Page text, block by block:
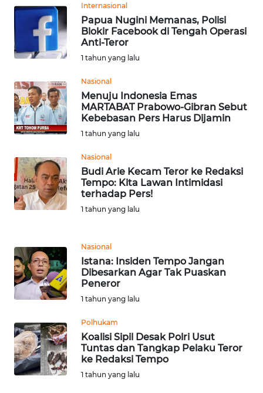
Internasional
Papua Nugini Memanas, Polisi
Blokir Facebook di Tengah Operasi
Anti-Teror
1 tahun yang lalu
Nasional
Menuju Indonesia Emas
MARTABAT Prabowo-Gibran Sebut
Kebebasan Pers Harus Dijamin
1 tahun yang lalu
Nasional
Budi Arie Kecam Teror ke Redaksi
Tempo: Kita Lawan Intimidasi
terhadap Pers!
1 tahun yang lalu
Nasional
Istana: Insiden Tempo Jangan
Dibesarkan Agar Tak Puaskan
Peneror
1 tahun yang lalu
Polhukam
Koalisi Sipil Desak Polri Usut
Tuntas dan Tangkap Pelaku Teror
ke Redaksi Tempo
1 tahun yang lalu
WN
SUMUT
WN
WN
JABAR
WN
NTT
WN
PAPUA
PAPUA
BARAT
WN